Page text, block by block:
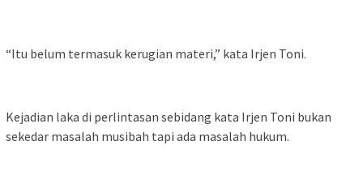
“Itu belum termasuk kerugian materi,” kata Irjen Toni.
Kejadian laka di perlintasan sebidang kata Irjen Toni bukan
sekedar masalah musibah tapi ada masalah hukum.